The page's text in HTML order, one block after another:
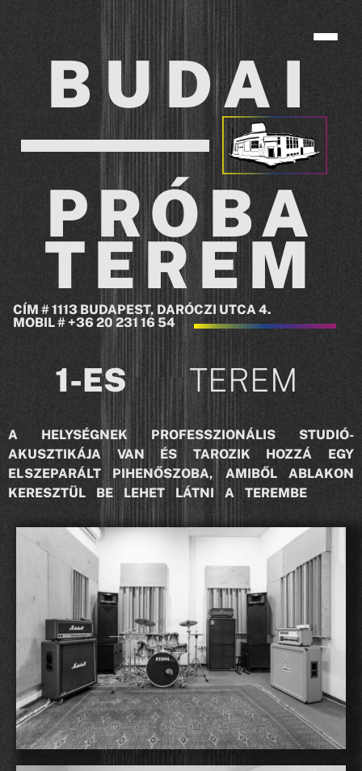
BUDAI
PRÓBA
TEREM
CÍM # 1113 BUDAPEST, DARÓCZI UTCA 4.
MOBIL # +36 20 231 16 54
a
1-ES TEREM
A HELYSÉGNEK PROFESSZIONÁLIS STUDIÓ-
AKUSZTIKÁJA VAN ÉS TAROZIK HOZZÁ EGY
ELSZEPARÁLT PIHENŐSZOBA, AMIBŐL ABLAKON
KERESZTÜL BE LEHET LÁTNI A TEREMBE